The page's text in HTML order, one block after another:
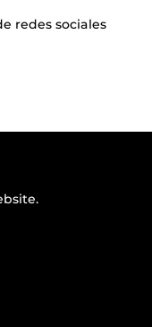
redes sociales